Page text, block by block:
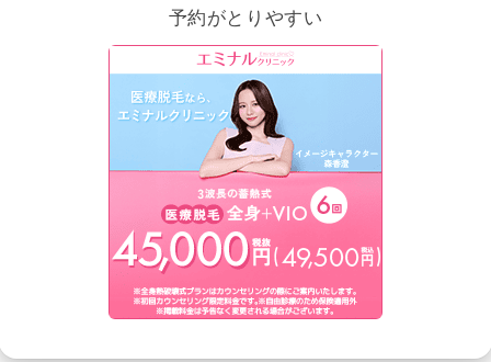
予約がとりやすい